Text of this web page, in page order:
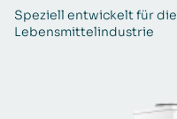
Speziell entwickelt für die
Lebensmittelindustrie